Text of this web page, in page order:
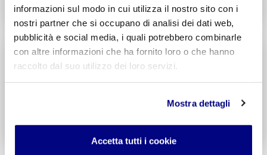
informazioni sul modo in cui utilizza il nostro sito con i
nostri partner che si occupano di analisi dei dati web,
pubblicità e social media, i quali potrebbero combinarle
con altre informazioni che ha fornito loro o che hanno
raccolto dal suo utilizzo dei loro servizi.
Mostra dettagli
Accetta tutti i cookie
Decreto di Parità Scolastica N. 338
Codice Meccanografico: MITF005006
LiceoScientifico
Integr. Informatica & Economia